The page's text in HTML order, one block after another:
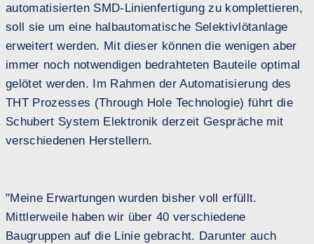
automatisierten SMD-Linienfertigung zu komplettieren,
soll sie um eine halbautomatische Selektivlötanlage
erweitert werden. Mit dieser können die wenigen aber
immer noch notwendigen bedrahteten Bauteile optimal
gelötet werden. Im Rahmen der Automatisierung des
THT Prozesses (Through Hole Technologie) führt die
Schubert System Elektronik derzeit Gespräche mit
verschiedenen Herstellern.
"Meine Erwartungen wurden bisher voll erfüllt.
Mittlerweile haben wir über 40 verschiedene
Baugruppen auf die Linie gebracht. Darunter auch